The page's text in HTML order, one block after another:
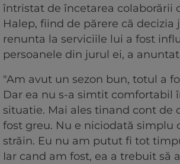
întristat de încetarea colaborării
Halep, fiind de părere că decizia
renunta la serviciile lui a fost
persoanele din jurul ei, a
"Am avut un sezon bun, totul a
Dar ea nu s-a simtit comfortabil
situatie. Mai ales tinand cont de
fost greu. Nu e niciodată simplu
străin. Eu nu am putut fi tot
Iar cand am fost, ea a trebuit să